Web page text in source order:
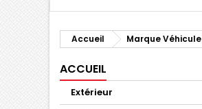
Accueil Marque Véhicule
ACCUEIL
Extérieur